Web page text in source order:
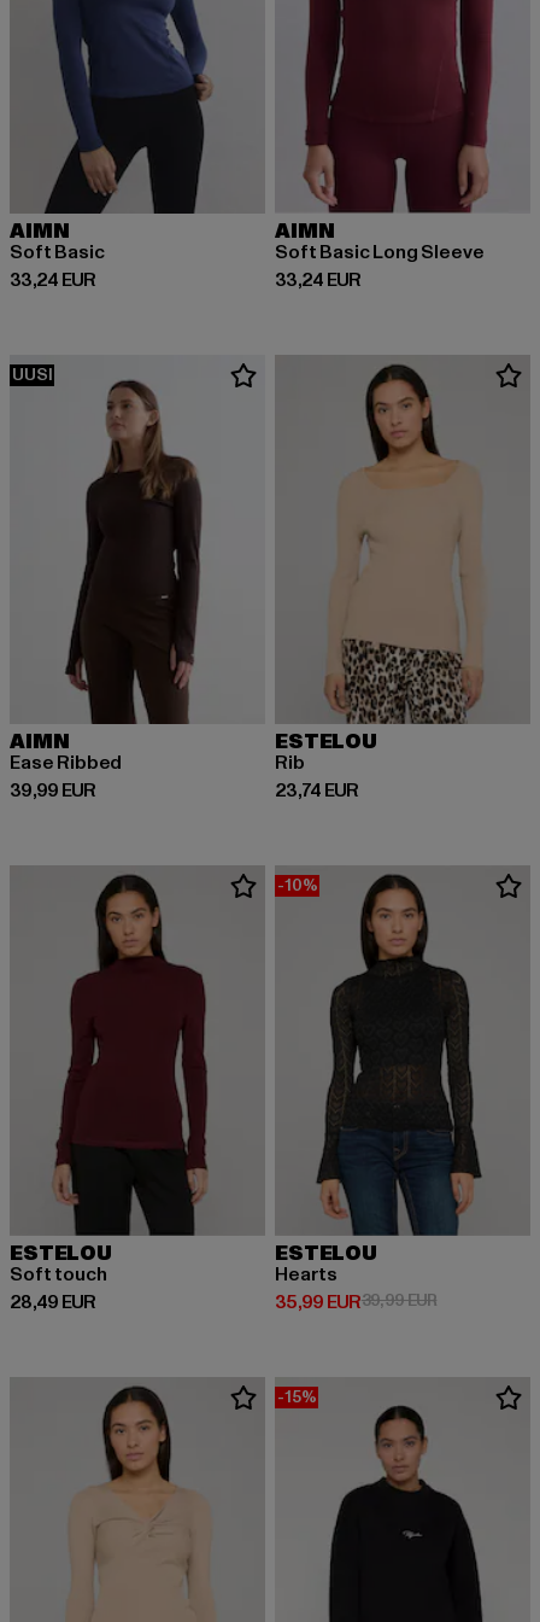
AIMN
Soft Basic
33,24 EUR
Ajankohtainen hinta: 33,24 EUR
AIMN
Soft Basic Long Sleeve
33,24 EUR
Ajankohtainen hinta: 33,24 EUR
UUSI
AIMN
Ease Ribbed
39,99 EUR
Ajankohtainen hinta: 39,99 EUR
ESTELOU
Rib
23,74 EUR
Ajankohtainen hinta: 23,74 EUR
ESTELOU
Soft touch
28,49 EUR
Ajankohtainen hinta: 28,49 EUR
-10%
ESTELOU
Hearts
35,99 EUR
Ajankohtainen hinta: 35,99 EUR
39,99 EUR
-15%